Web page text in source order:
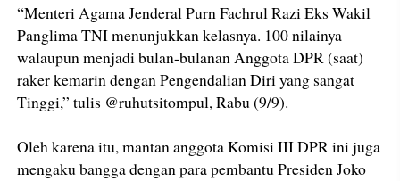
“Menteri Agama Jenderal Purn Fachrul Razi Eks Wakil
Panglima TNI menunjukkan kelasnya. 100 nilainya
walaupun menjadi bulan-bulanan Anggota DPR (saat)
raker kemarin dengan Pengendalian Diri yang sangat
Tinggi,” tulis @ruhutsitompul, Rabu (9/9).
Oleh karena itu, mantan anggota Komisi III DPR ini juga
mengaku bangga dengan para pembantu Presiden Joko